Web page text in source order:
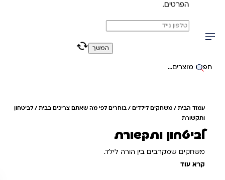
משלוח מהיר חינם בקניה מעל 299 ₪ (למעט ריהוט)
חיפוש באתר
עמוד הבית/משחקים לילדים/בוחרים לפי מה שאתם צריכים בבית/ לביטחון
ותקשורת
לביטחון ותקשורת
משחקים שמקרבים בין הורה לילד.
קרא עוד
הפרטים.
המשך